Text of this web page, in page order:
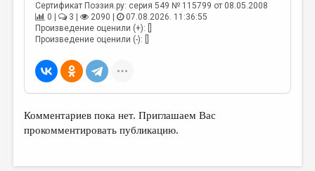
Сертификат Поэзия.ру: серия 549 № 115799 от 08.05.2008
0 |
3 | 2090 |
07.08.2026. 11:36:55
Произведение оценили (+): []
Произведение оценили (-): []
Комментариев пока нет. Приглашаем Вас
прокомментировать публикацию.